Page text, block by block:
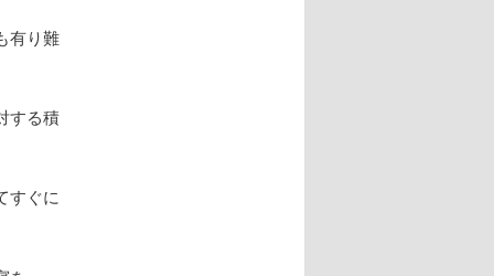
有り難
する積
すぐに